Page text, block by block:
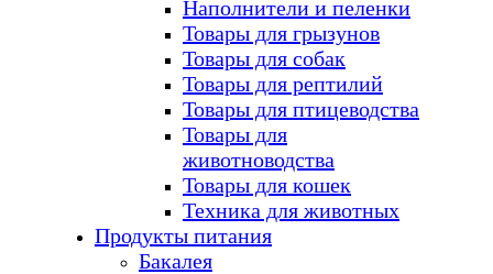
Наполнители и пеленки
Товары для грызунов
Товары для собак
Товары для рептилий
Товары для птицеводства
Товары для
животноводства
Товары для кошек
Техника для животных
Продукты питания
Бакалея